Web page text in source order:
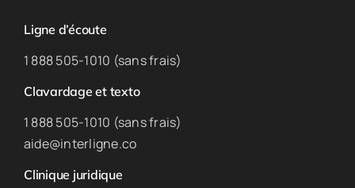
Ligne d’écoute
1 888 505-1010 (sans frais)
Clavardage et texto
1 888 505-1010 (sans frais)
aide@interligne.co
Clinique juridique